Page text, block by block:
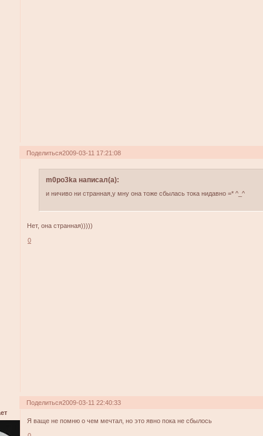
Поделиться2009-03-11 17:21:08
m0po3ka написал(а):
и ничиво ни странная,у мну она тоже сбылась тока нидавно =* ^_^
Нет, она странная)))))
0
Поделиться2009-03-11 22:40:33
Я ваще не помню о чем мечтал, но это явно пока не сбылось